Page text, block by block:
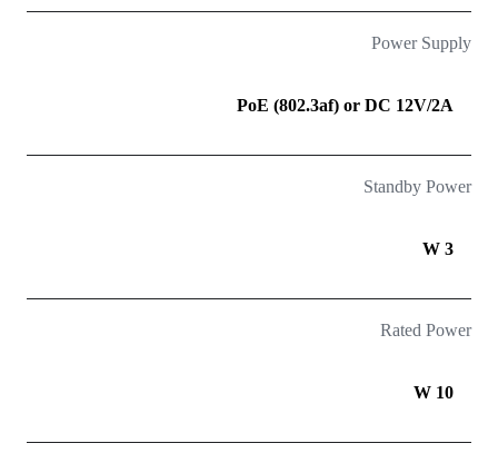
Power Supply
PoE (802.3af) or DC 12V/2A
Standby Power
3 W
Rated Power
10 W